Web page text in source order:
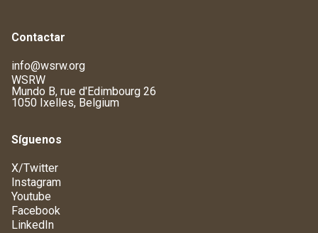
Contactar
info@wsrw.org
WSRW
Mundo B, rue d'Edimbourg 26
1050 Ixelles, Belgium
Síguenos
X/Twitter
Instagram
Youtube
Facebook
LinkedIn